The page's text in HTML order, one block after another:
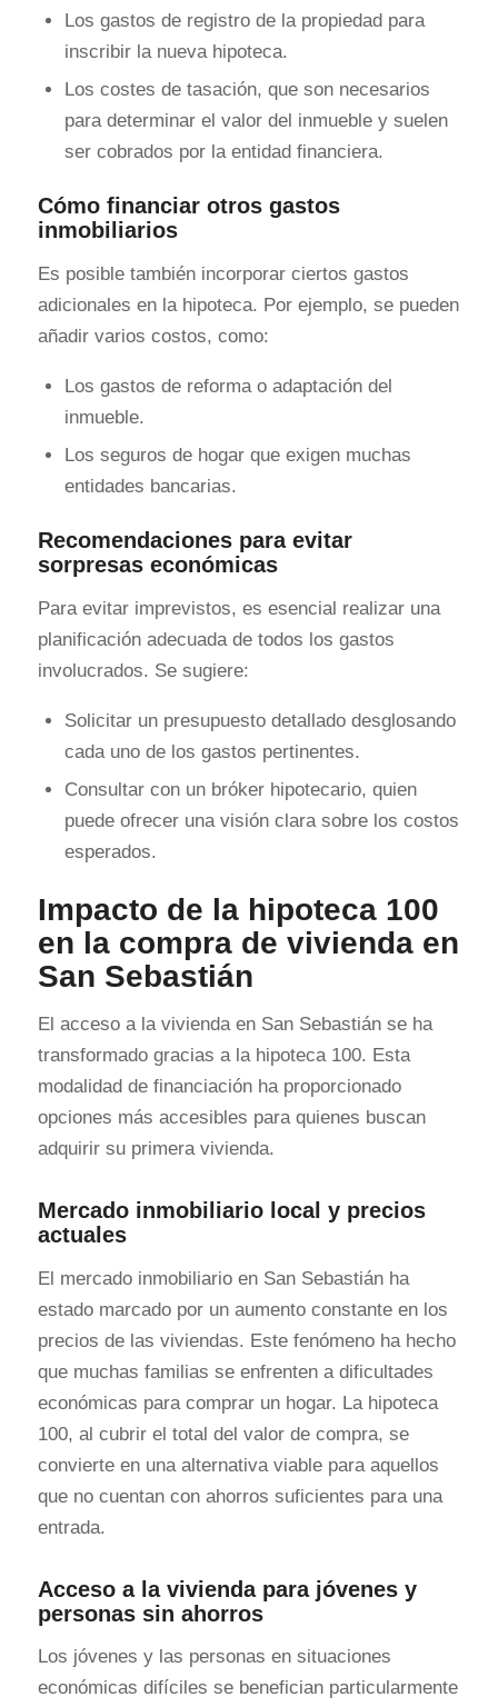
Los gastos de registro de la propiedad para
inscribir la nueva hipoteca.
Los costes de tasación, que son necesarios
para determinar el valor del inmueble y suelen
ser cobrados por la entidad financiera.
Cómo financiar otros gastos
inmobiliarios
Es posible también incorporar ciertos gastos
adicionales en la hipoteca. Por ejemplo, se pueden
añadir varios costos, como:
Los gastos de reforma o adaptación del
inmueble.
Los seguros de hogar que exigen muchas
entidades bancarias.
Recomendaciones para evitar
sorpresas económicas
Para evitar imprevistos, es esencial realizar una
planificación adecuada de todos los gastos
involucrados. Se sugiere:
Solicitar un presupuesto detallado desglosando
cada uno de los gastos pertinentes.
Consultar con un bróker hipotecario, quien
puede ofrecer una visión clara sobre los costos
esperados.
Impacto de la hipoteca 100
en la compra de vivienda en
San Sebastián
El acceso a la vivienda en San Sebastián se ha
transformado gracias a la hipoteca 100. Esta
modalidad de financiación ha proporcionado
opciones más accesibles para quienes buscan
adquirir su primera vivienda.
Mercado inmobiliario local y precios
actuales
El mercado inmobiliario en San Sebastián ha
estado marcado por un aumento constante en los
precios de las viviendas. Este fenómeno ha hecho
que muchas familias se enfrenten a dificultades
económicas para comprar un hogar. La hipoteca
100, al cubrir el total del valor de compra, se
convierte en una alternativa viable para aquellos
que no cuentan con ahorros suficientes para una
entrada.
Acceso a la vivienda para jóvenes y
personas sin ahorros
Los jóvenes y las personas en situaciones
económicas difíciles se benefician particularmente